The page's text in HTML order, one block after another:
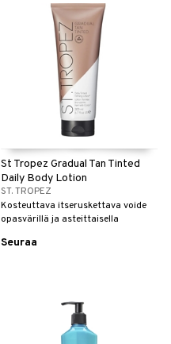
St Tropez Gradual Tan Tinted
Daily Body Lotion
ST. TROPEZ
Kosteuttava itseruskettava voide
opasvärillä ja asteittaisella
Seuraa